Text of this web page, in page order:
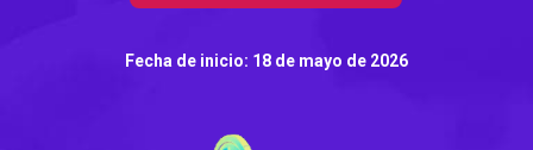
Fecha de inicio: 18 de mayo de 2026